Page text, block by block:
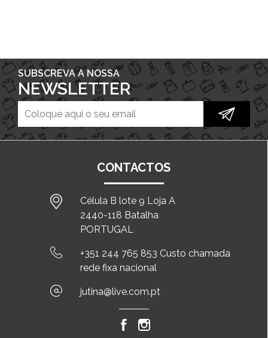
SUBSCREVA A NOSSA
NEWSLETTER
CONTACTOS
Célula B lote 9 Loja A
2440-118 Batalha
PORTUGAL
+351 244 765 853 Custo chamada
rede fixa nacional
jutina@live.com.pt